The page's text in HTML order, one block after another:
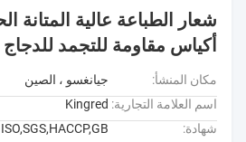
شعار الطباعة عالية المتانة
أكياس مقاومة للتجمد للدجاج
مكان المنشأ:
جيانغسو ، الصين
اسم العلامة التجارية: Kingred
شهادة:
ISO,SGS,HACCP,GB